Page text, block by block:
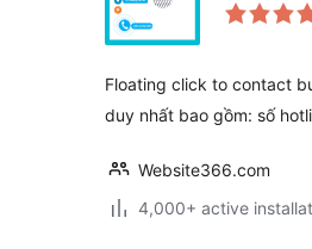
Floating click to contact
duy nhất bao gồm: số
Website366.com
4,000+ active